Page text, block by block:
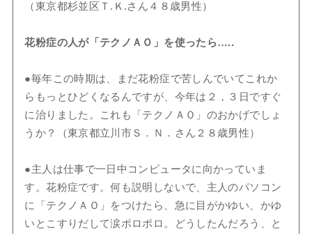
（東京都杉並区Ｔ.Ｋ.さん４８歳男性）
花粉症の人が「テクノＡＯ」を使ったら…..
●毎年この時期は、まだ花粉症で苦しんでいてこれか
らもっとひどくなるんですが、今年は２，３日ですぐ
に治りました。これも「テクノＡＯ」のおかげでしょ
うか？（東京都立川市Ｓ．Ｎ．さん２８歳男性）
●主人は仕事で一日中コンピュータに向かっていま
す。花粉症です。何も説明しないで、主人のパソコン
に「テクノＡＯ」をつけたら、急に目がかゆい、かゆ
いとこすりだして涙ポロポロ。どうしたんだろう、と